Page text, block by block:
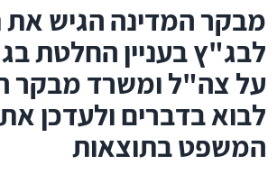
מבקר המדינה הגיש את
לבג"ץ בעניין החלטת
על צה"ל ומשרד מבקר
לבוא בדברים ולעדכן
המשפט בתוצאות